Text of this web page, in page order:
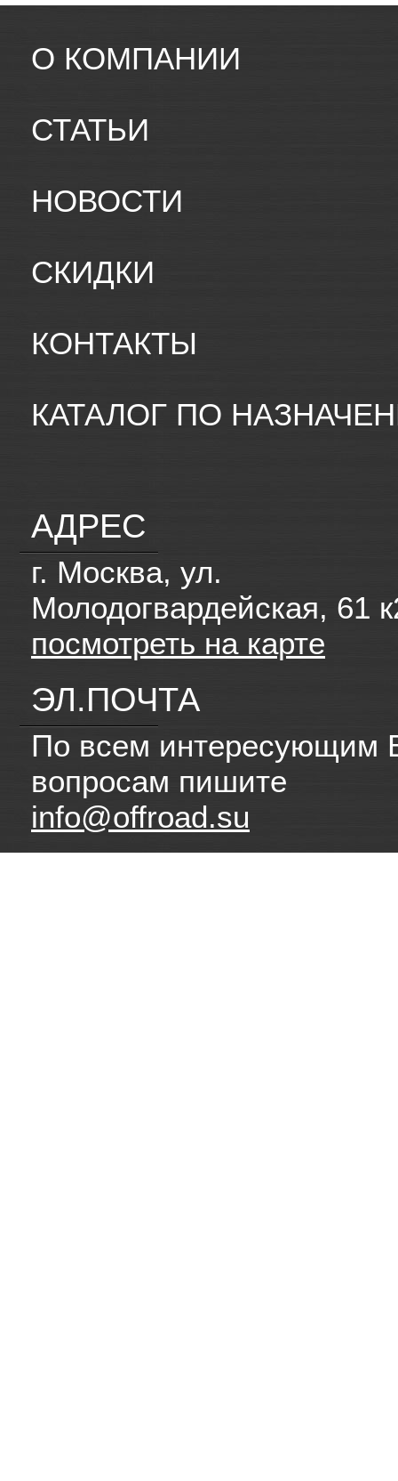
О КОМПАНИИ
СТАТЬИ
НОВОСТИ
СКИДКИ
КОНТАКТЫ
КАТАЛОГ ПО
АДРЕС
г. Москва, ул.
Молодогвардейская, 61
посмотреть на карте
ЭЛ.ПОЧТА
По всем интересующим
вопросам пишите
info@offroad.su